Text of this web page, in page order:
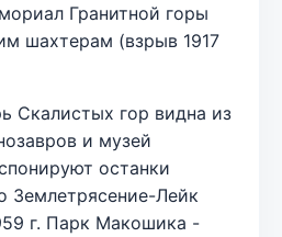
Гранитной горы
шахтерам (взрыв 1917
Скалистых гор видна из
и музей
останки
Землетрясение-Лейк
г. Парк Макошика -